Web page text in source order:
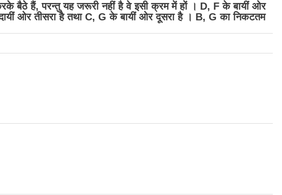
बैठे हैं, परन्तु यह जरूरी नहीं है वे इसी क्रम में हों । D, F के बायीं ओर
ओर तीसरा है तथा C, G के बायीं ओर दूसरा है । B, G का निकटतम